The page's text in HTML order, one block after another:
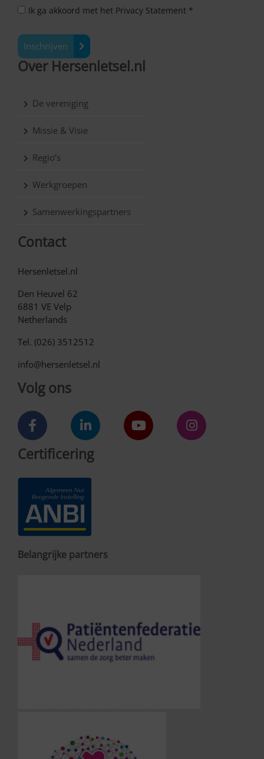
Ik ga akkoord met het Privacy Statement *
Inschrijven
Over Hersenletsel.nl
De vereniging
Missie & Visie
Regio’s
Werkgroepen
Samenwerkingspartners
Contact
Hersenletsel.nl
Den Heuvel 62
6881 VE Velp
Netherlands
Tel. (026) 3512512
info@hersenletsel.nl
Volg ons
Certificering
Belangrijke partners